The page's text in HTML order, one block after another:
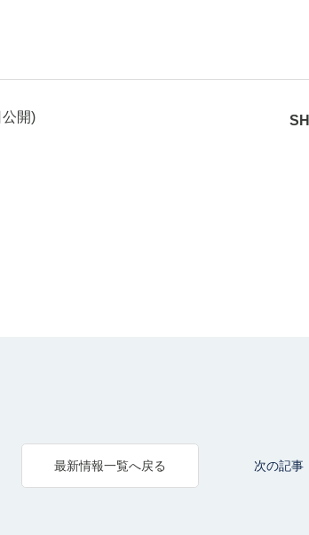
公開)
最新情報一覧へ戻る 次の記事